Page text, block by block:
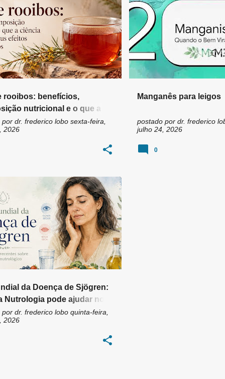
rooibos: benefícios,
nutricional e o que a
revela sobre ele
por dr. frederico lobo sexta-feira,
2026
ASPALATINA +8
Manganês para leigos
postado por dr. frederico
julho 24, 2026
0
da Doença de Sjögren:
Nutrologia pode ajudar no
dos sintomas?
por dr. frederico lobo quinta-feira,
2026
BOCA SECA +11